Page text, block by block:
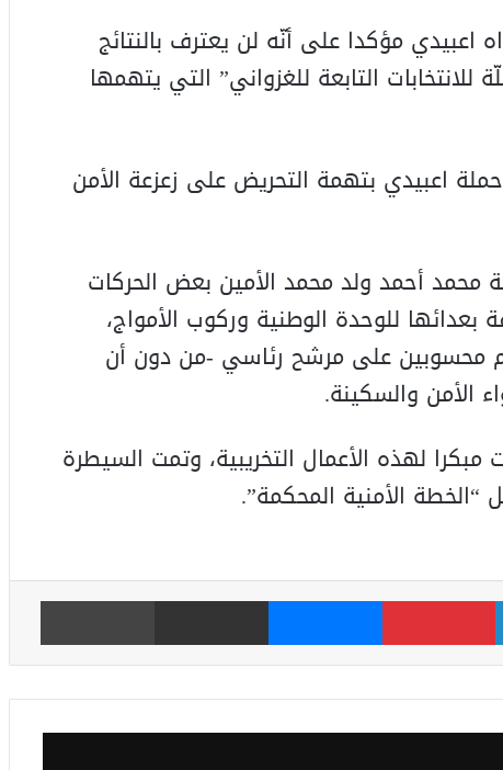
اعبيدي مؤكدا على أنّه لن يعترف بالنتائج
للانتخابات التابعة للغزواني” التي يتهمها
اعبيدي بتهمة التحريض على زعزعة الأمن
محمد أحمد ولد محمد الأمين بعض الحركات
للوحدة الوطنية وركوب الأمواج،
محسوبين على مرشح رئاسي -من دون أن
الأمن والسكينة.
مبكرا لهذه الأعمال التخريبية، وتمت السيطرة
الأمنية المحكمة”.
لينكدإن بينتيريست ماسنجر مشاركة عبر البريد